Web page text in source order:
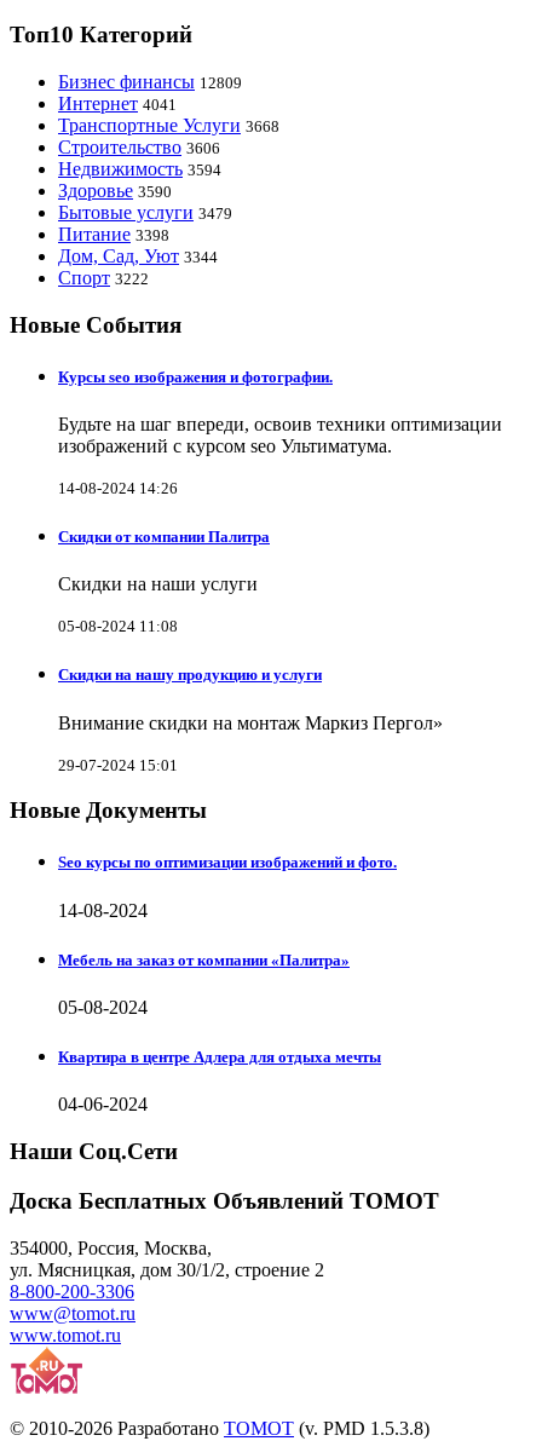
Топ10 Категорий
Бизнес финансы 12809
Интернет 4041
Транспортные Услуги 3668
Строительство 3606
Недвижимость 3594
Здоровье 3590
Бытовые услуги 3479
Питание 3398
Дом, Сад, Уют 3344
Спорт 3222
Новые События
Курсы seo изображения и фотографии.
Будьте на шаг впереди, освоив техники оптимизации
изображений с курсом seo Ультиматума.
14-08-2024 14:26
Скидки от компании Палитра
Скидки на наши услуги
05-08-2024 11:08
Скидки на нашу продукцию и услуги
Внимание скидки на монтаж Маркиз Пергол»
29-07-2024 15:01
Новые Документы
Seo курсы по оптимизации изображений и фото.
14-08-2024
Мебель на заказ от компании «Палитра»
05-08-2024
Квартира в центре Адлера для отдыха мечты
04-06-2024
Наши Соц.Сети
Доска Бесплатных Объявлений ТОМОТ
354000, Россия, Москва,
ул. Мясницкая, дом 30/1/2, строение 2
8-800-200-3306
www@tomot.ru
www.tomot.ru
© 2010-2026 Разработано TOMOT (v. PMD 1.5.3.8)